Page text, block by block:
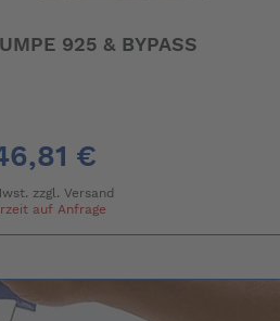
925 & BYPASS
€
zzgl. Versand
auf Anfrage